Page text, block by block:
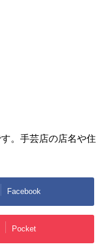
。手芸店の店名や住
Facebook
Pocket